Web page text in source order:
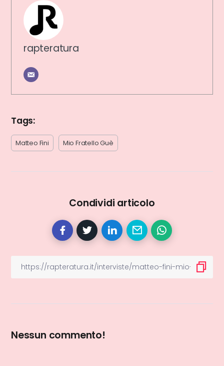
rapteratura
Tags:
Matteo Fini Mio Fratello Guè
Condividi articolo
Nessun commento!